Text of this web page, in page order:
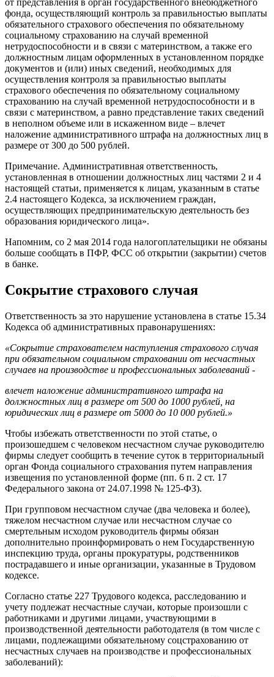
от представления в орган государственного внебюджетного
фонда, осуществляющий контроль за правильностью выплаты
обязательного страхового обеспечения по обязательному
социальному страхованию на случай временной
нетрудоспособности и в связи с материнством, а также его
должностным лицам оформленных в установленном порядке
документов и (или) иных сведений, необходимых для
осуществления контроля за правильностью выплаты
страхового обеспечения по обязательному социальному
страхованию на случай временной нетрудоспособности и в
связи с материнством, а равно представление таких сведений
в неполном объеме или в искаженном виде – влечет
наложение административного штрафа на должностных лиц в
размере от 300 до 500 рублей.
Примечание. Административная ответственность,
установленная в отношении должностных лиц частями 2 и 4
настоящей статьи, применяется к лицам, указанным в статье
2.4 настоящего Кодекса, за исключением граждан,
осуществляющих предпринимательскую деятельность без
образования юридического лица».
Напомним, со 2 мая 2014 года налогоплательщики не обязаны
больше сообщать в ПФР, ФСС об открытии (закрытии) счетов
в банке.
Сокрытие страхового случая
Ответственность за это нарушение установлена в статье 15.34
Кодекса об административных правонарушениях:
«Сокрытие страхователем наступления страхового случая
при обязательном социальном страховании от несчастных
случаев на производстве и профессиональных заболеваний -
влечет наложение административного штрафа на
должностных лиц в размере от 500 до 1000 рублей, на
юридических лиц в размере от 5000 до 10 000 рублей.»
Чтобы избежать ответственности по этой статье, о
произошедшем с человеком несчастном случае руководителю
фирмы следует сообщить в течение суток в территориальный
орган Фонда социального страхования путем направления
извещения по установленной форме (пп. 6 п. 2 ст. 17
Федерального закона от 24.07.1998 № 125-ФЗ).
При групповом несчастном случае (два человека и более),
тяжелом несчастном случае или несчастном случае со
смертельным исходом руководитель фирмы обязан
дополнительно проинформировать о нем Государственную
инспекцию труда, органы прокуратуры, родственников
пострадавшего и иные организации, указанные в Трудовом
кодексе.
Согласно статье 227 Трудового кодекса, расследованию и
учету подлежат несчастные случаи, которые произошли с
работниками и другими лицами, участвующими в
производственной деятельности работодателя (в том числе с
лицами, подлежащими обязательному соцстрахованию от
несчастных случаев на производстве и профессиональных
заболеваний):